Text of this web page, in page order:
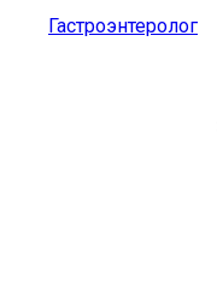
Гастроэнтеролог